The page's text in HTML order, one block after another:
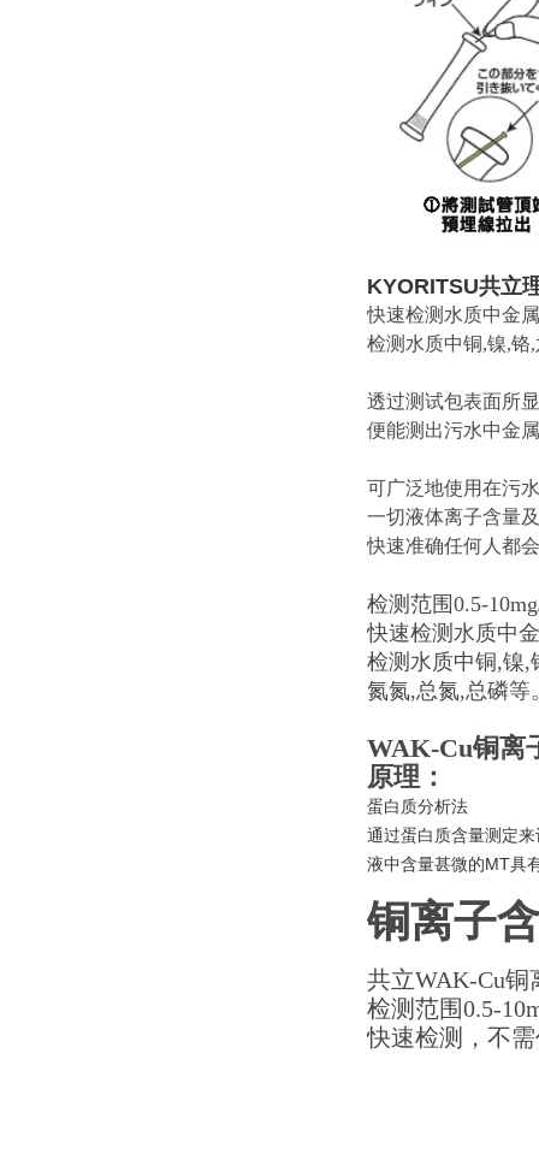
KYORITSU共立
快速检测水质中金
检测水质中铜,镍,铬
透过测试包表面所
便能测出污水中金
可广泛地使用在污
一切液体离子含量
快速准确任何人都
检测范围0.5-
快速检测水质中
检测水质中铜,镍,
氮氮,总氮,总磷等
WAK-Cu铜离
原理：
蛋白质分析法
通过蛋白质含量测定
液中含量甚微的MT具
铜离子
共立WAK-Cu铜
检测范围0.5-
快速检测，不